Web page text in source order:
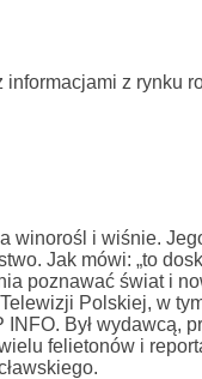
informacjami z rynku
winorośl i wiśnie.
Jak mówi: „to
poznawać świat i
Polskiej, w
Był wydawcą,
felietonów i